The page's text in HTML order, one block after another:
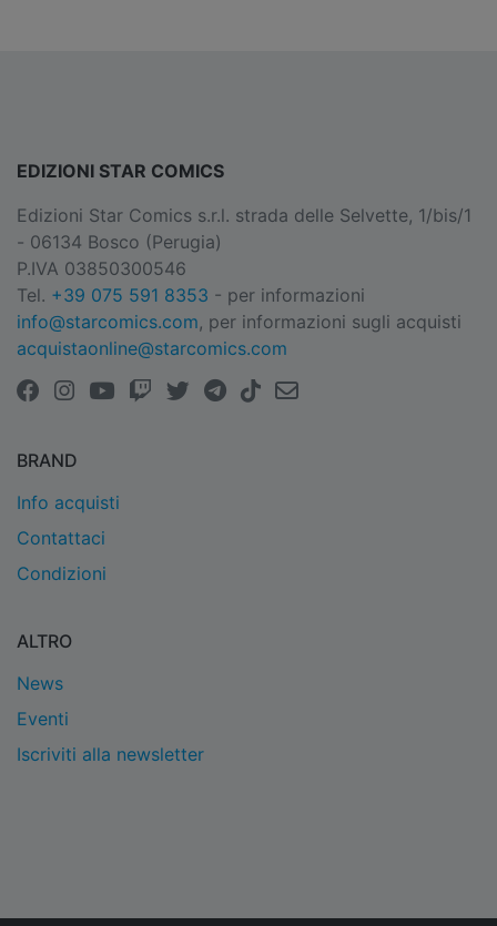
EDIZIONI STAR COMICS
Edizioni Star Comics s.r.l. strada delle Selvette, 1/bis/1
- 06134 Bosco (Perugia)
P.IVA 03850300546
Tel. +39 075 591 8353 - per informazioni
info@starcomics.com, per informazioni sugli acquisti
acquistaonline@starcomics.com
BRAND
Info acquisti
Contattaci
Condizioni
ALTRO
News
Eventi
Iscriviti alla newsletter